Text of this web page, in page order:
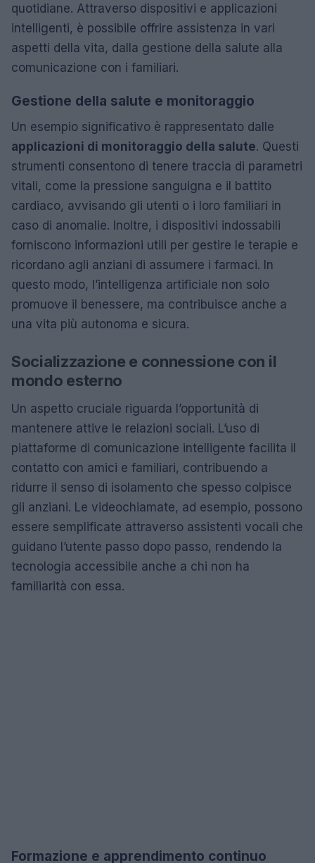
quotidiane. Attraverso dispositivi e applicazioni
intelligenti, è possibile offrire assistenza in vari
aspetti della vita, dalla gestione della salute alla
comunicazione con i familiari.
Gestione della salute e monitoraggio
Un esempio significativo è rappresentato dalle
applicazioni di monitoraggio della salute. Questi
strumenti consentono di tenere traccia di parametri
vitali, come la pressione sanguigna e il battito
cardiaco, avvisando gli utenti o i loro familiari in
caso di anomalie. Inoltre, i dispositivi indossabili
forniscono informazioni utili per gestire le terapie e
ricordano agli anziani di assumere i farmaci. In
questo modo, l’intelligenza artificiale non solo
promuove il benessere, ma contribuisce anche a
una vita più autonoma e sicura.
Socializzazione e connessione con il
mondo esterno
Un aspetto cruciale riguarda l’opportunità di
mantenere attive le relazioni sociali. L’uso di
piattaforme di comunicazione intelligente facilita il
contatto con amici e familiari, contribuendo a
ridurre il senso di isolamento che spesso colpisce
gli anziani. Le videochiamate, ad esempio, possono
essere semplificate attraverso assistenti vocali che
guidano l’utente passo dopo passo, rendendo la
tecnologia accessibile anche a chi non ha
familiarità con essa.
Formazione e apprendimento continuo